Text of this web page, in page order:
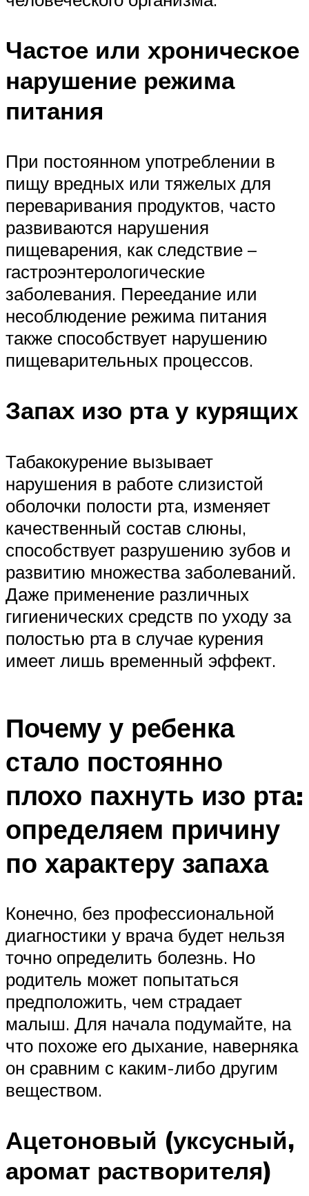
Частое или хроническое
нарушение режима
питания
При постоянном употреблении в
пищу вредных или тяжелых для
переваривания продуктов, часто
развиваются нарушения
пищеварения, как следствие –
гастроэнтерологические
заболевания. Переедание или
несоблюдение режима питания
также способствует нарушению
пищеварительных процессов.
Запах изо рта у курящих
Табакокурение вызывает
нарушения в работе слизистой
оболочки полости рта, изменяет
качественный состав слюны,
способствует разрушению зубов и
развитию множества заболеваний.
Даже применение различных
гигиенических средств по уходу за
полостью рта в случае курения
имеет лишь временный эффект.
Почему у ребенка
стало постоянно
плохо пахнуть изо рта:
определяем причину
по характеру запаха
Конечно, без профессиональной
диагностики у врача будет нельзя
точно определить болезнь. Но
родитель может попытаться
предположить, чем страдает
малыш. Для начала подумайте, на
что похоже его дыхание, наверняка
он сравним с каким-либо другим
веществом.
Ацетоновый (уксусный,
аромат растворителя)